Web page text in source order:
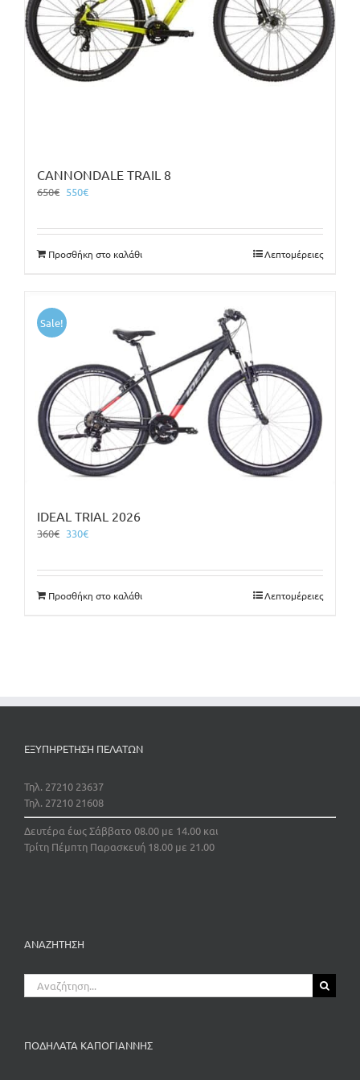
CANNONDALE TRAIL 8
650€ Original
650€.
550€Η
είναι:
550€.
Προσθήκη στο καλάθι Λεπτομέρειες
Sale!
IDEAL TRIAL 2026
360€ Original
360€.
330€Η
είναι:
330€.
Προσθήκη στο καλάθι Λεπτομέρειες
ΕΞΥΠΗΡΕΤΗΣΗ ΠΕΛΑΤΩΝ
Τηλ. 27210 23637
Τηλ. 27210 21608
Δευτέρα έως Σάββατο 08.00 με 14.00 και
Τρίτη Πέμπτη Παρασκευή 18.00 με 21.00
ΑΝΑΖΗΤΗΣΗ
Αναζήτηση
για:
ΠΟΔΗΛΑΤΑ ΚΑΠΟΓΙΑΝΝΗΣ